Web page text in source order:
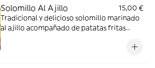
Solomillo Al Ajillo
15,00 €
Tradicional y delicioso solomillo marinado
al ajillo acompañado de patatas fritas